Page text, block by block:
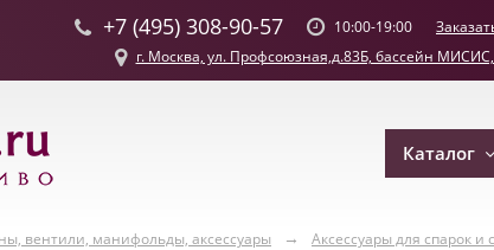
+7 (495) 308-90-57 10:00-19:00
г. Москва, ул. Профсоюзная,д.83Б, бассейн
Каталог
вентили, манифольды, аксессуары
Аксессуары для спарок и